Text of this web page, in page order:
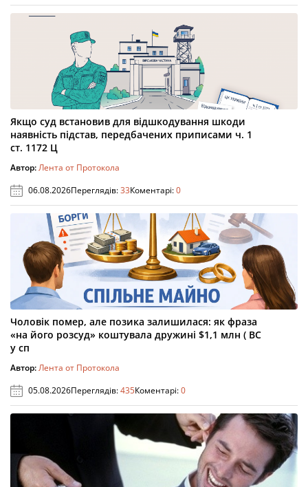
Якщо суд встановив для відшкодування шкоди
наявність підстав, передбачених приписами ч. 1
ст. 1172 Ц
Автор:Лента от Протокола
06.08.2026Переглядів:33Коментарі:0
Чоловік помер, але позика залишилася: як фраза
«на його розсуд» коштувала дружині $1,1 млн ( ВС
у сп
Автор:Лента от Протокола
05.08.2026Переглядів:435Коментарі:0